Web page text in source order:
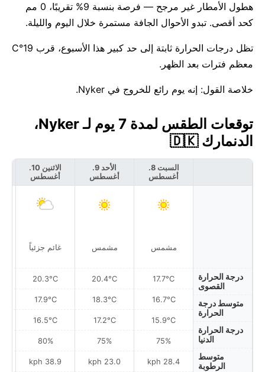
هطول الأمطار غير مرجح — فرصة بنسبة 9% تقريبًا، 0 مم
كحد أقصى. تبدو الأحوال الجافة مستمرة خلال اليوم والليلة.
تظل درجات الحرارة ثابتة إلى حد كبير هذا الأسبوع، قرب 19°C
معظم فترات بعد الظهر.
خلاصة القول: إنه يوم رائع للخروج في Nyker.
توقعات الطقس لمدة 7 يوم لـ Nyker،
الدنمارك 🇩🇰
درجة الحرارة
القصوى
متوسط درجة
الحرارة
درجة الحرارة
الدنيا
متوسط
الرطوبة
السبت 8.
أغسطس
مشمس
17.7°C
16.7°C
15.9°C
75%
28.4 kph
الأحد 9.
أغسطس
مشمس
20.4°C
18.3°C
17.2°C
75%
23.0 kph
الاثنين 10.
أغسطس
غائم جزئياً
20.3°C
17.9°C
16.5°C
80%
38.9 kph